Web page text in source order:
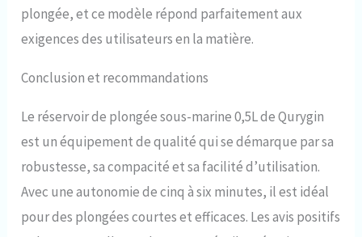
plongée, et ce modèle répond parfaitement aux
exigences des utilisateurs en la matière.
Conclusion et recommandations
Le réservoir de plongée sous-marine 0,5L de Qurygin
est un équipement de qualité qui se démarque par sa
robustesse, sa compacité et sa facilité d’utilisation.
Avec une autonomie de cinq à six minutes, il est idéal
pour des plongées courtes et efficaces. Les avis positifs